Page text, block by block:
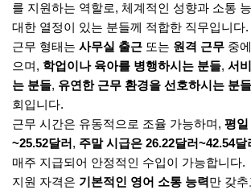
를 지원하는 역할로, 체계적인 성향과 소통
대한 열정이 있는 분들께 적합한 직무입니다.
근무 형태는 사무실 출근 또는 원격 근무 중
으며, 학업이나 육아를 병행하시는 분들, 서
는 분들, 유연한 근무 환경을 선호하시는 분들
회입니다.
근무 시간은 유동적으로 조율 가능하며, 평일
~25.52달러 , 주말 시급은 26.22달러~42.54달
매주 지급되어 안정적인 수입이 가능합니다.
지원 자격은 기본적인 영어 소통 능력 만 갖